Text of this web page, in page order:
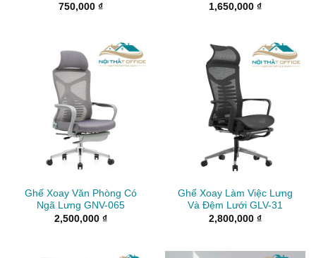
750,000 ₫
1,650,000 ₫
Ghế Xoay Văn Phòng Có
Ngã Lưng GNV-065
2,500,000 ₫
Ghế Xoay Làm Việc Lưng
Và Đệm Lưới GLV-31
2,800,000 ₫